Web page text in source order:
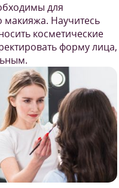
для
макияжа. Научитесь
косметические
форму лица,